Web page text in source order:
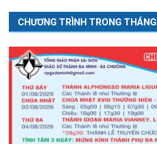
CHƯƠNG TRÌNH TRONG THÁNG